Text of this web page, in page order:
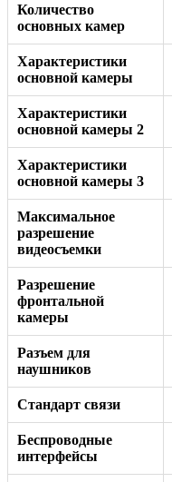
Количество
основных камер
Характеристики
основной камеры
Характеристики
основной камеры 2
Характеристики
основной камеры 3
Максимальное
разрешение
видеосъемки
Разрешение
фронтальной
камеры
Разъем для
наушников
Стандарт связи
Беспроводные
интерфейсы